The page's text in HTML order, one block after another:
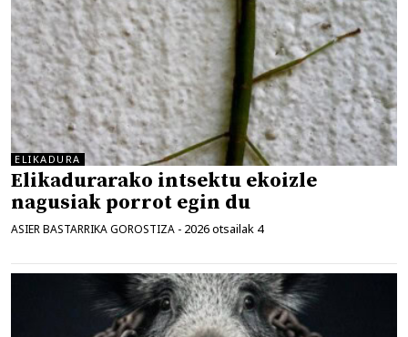
ELIKADURA
Elikadurarako intsektu ekoizle
nagusiak porrot egin du
ASIER BASTARRIKA GOROSTIZA - 2026 otsailak 4